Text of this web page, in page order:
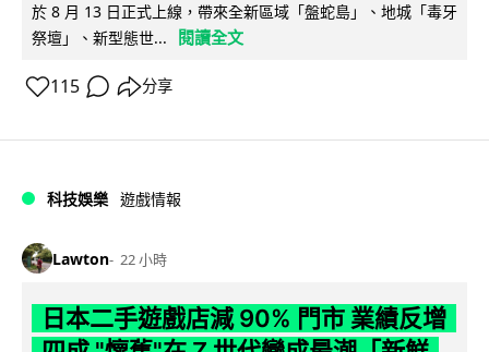
於 8 月 13 日正式上線，帶來全新區域「盤蛇島」、地城「毒牙
祭壇」、新型態世...
閱讀全文
115 分享
科技娛樂 遊戲情報
Lawton 22 小時
日本二手遊戲店減 90% 門市 業績反增